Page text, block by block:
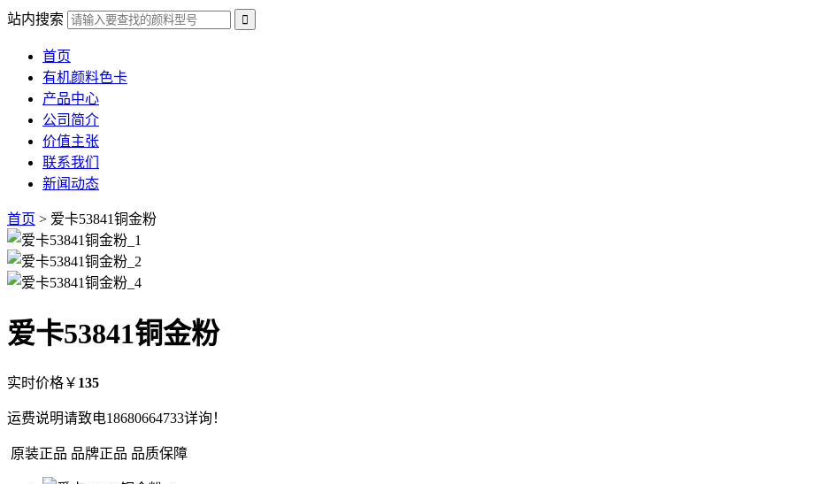
站内搜索
首页
有机颜料色卡
产品中心
公司简介
价值主张
联系我们
新闻动态
首页 > 爱卡53841铜金粉
爱卡53841铜金粉
实时价格￥ 135
运费说明请致电18680664733详询！
原装正品 品牌正品 品质保障